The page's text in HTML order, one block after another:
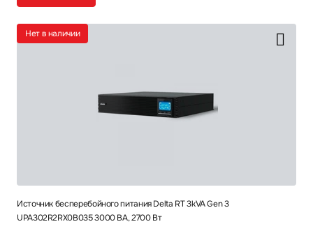
Источник бесперебойного питания Delta RT 3kVA Gen 3
UPA302R2RX0B035 3000 ВА, 2700 Вт
Нет в наличии